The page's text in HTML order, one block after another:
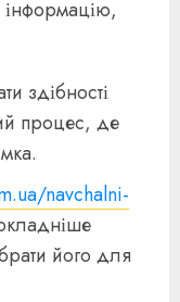
інформацію,
здібності
процес, де
navchalni-
його для